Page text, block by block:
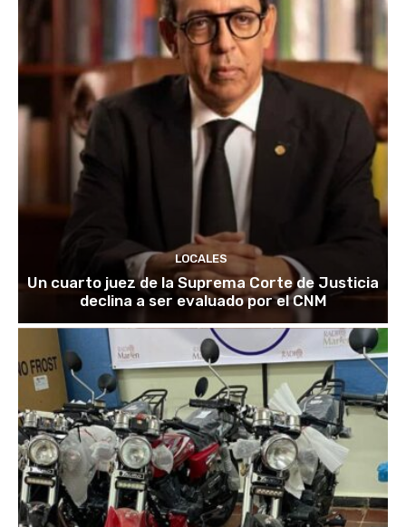
LOCALES
Un cuarto juez de la Suprema Corte de Justicia
declina a ser evaluado por el CNM